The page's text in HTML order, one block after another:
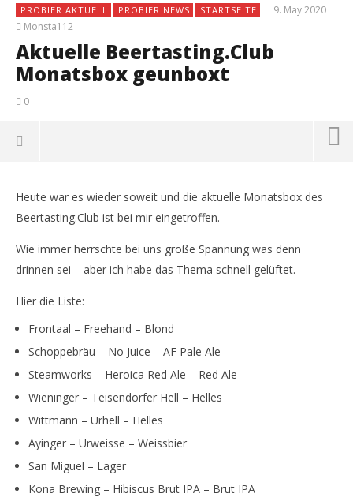
PROBIER AKTUELL PROBIER NEWS STARTSEITE
9. May 2020
Monsta112
Aktuelle Beertasting.Club
Monatsbox geunboxt
0
NOW VIEWING
May
Monsta112
Heute war es wieder soweit und die aktuelle Monatsbox des
Beertasting.Club ist bei mir eingetroffen.
Wie immer herrschte bei uns große Spannung was denn
drinnen sei – aber ich habe das Thema schnell gelüftet.
Hier die Liste:
Frontaal – Freehand – Blond
Schoppebräu – No Juice – AF Pale Ale
Steamworks – Heroica Red Ale – Red Ale
Wieninger – Teisendorfer Hell – Helles
Wittmann – Urhell – Helles
Ayinger – Urweisse – Weissbier
San Miguel – Lager
Kona Brewing – Hibiscus Brut IPA – Brut IPA